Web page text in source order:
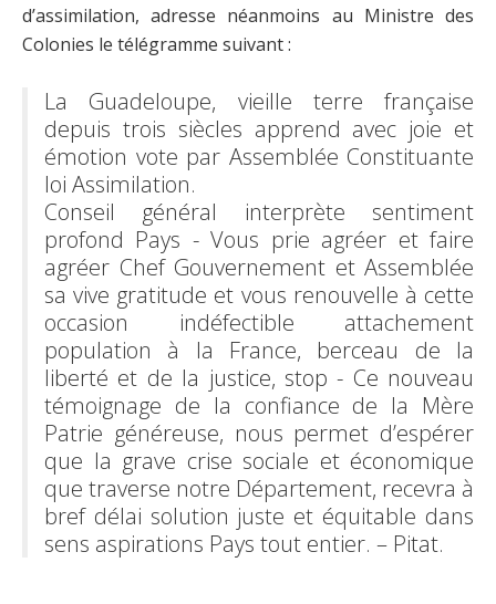
d’assimilation, adresse néanmoins au Ministre des
Colonies le télégramme suivant :
La Guadeloupe, vieille terre française
depuis trois siècles apprend avec joie et
émotion vote par Assemblée Constituante
loi Assimilation.
Conseil général interprète sentiment
profond Pays - Vous prie agréer et faire
agréer Chef Gouvernement et Assemblée
sa vive gratitude et vous renouvelle à cette
occasion indéfectible attachement
population à la France, berceau de la
liberté et de la justice, stop - Ce nouveau
témoignage de la confiance de la Mère
Patrie généreuse, nous permet d’espérer
que la grave crise sociale et économique
que traverse notre Département, recevra à
bref délai solution juste et équitable dans
sens aspirations Pays tout entier. – Pitat.